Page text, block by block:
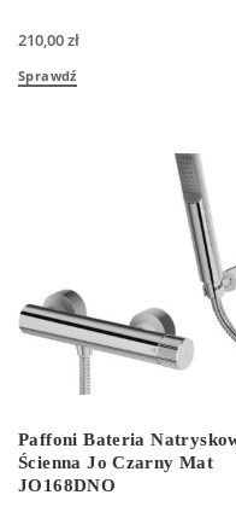
210,00zł
Sprawdź
Paffoni Bateria
Ścienna Jo Czarny Mat
JO168DNO